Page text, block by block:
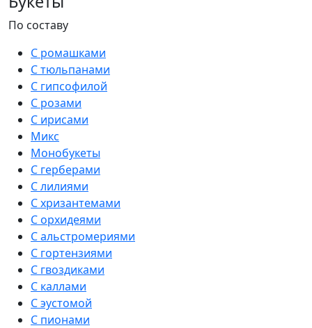
По составу
С ромашками
С тюльпанами
С гипсофилой
С розами
С ирисами
Микс
Монобукеты
С герберами
С лилиями
С хризантемами
С орхидеями
С альстромериями
С гортензиями
С гвоздиками
С каллами
С эустомой
С пионами